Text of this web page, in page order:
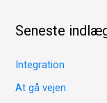
e
f
Seneste
Integration
At gå vejen